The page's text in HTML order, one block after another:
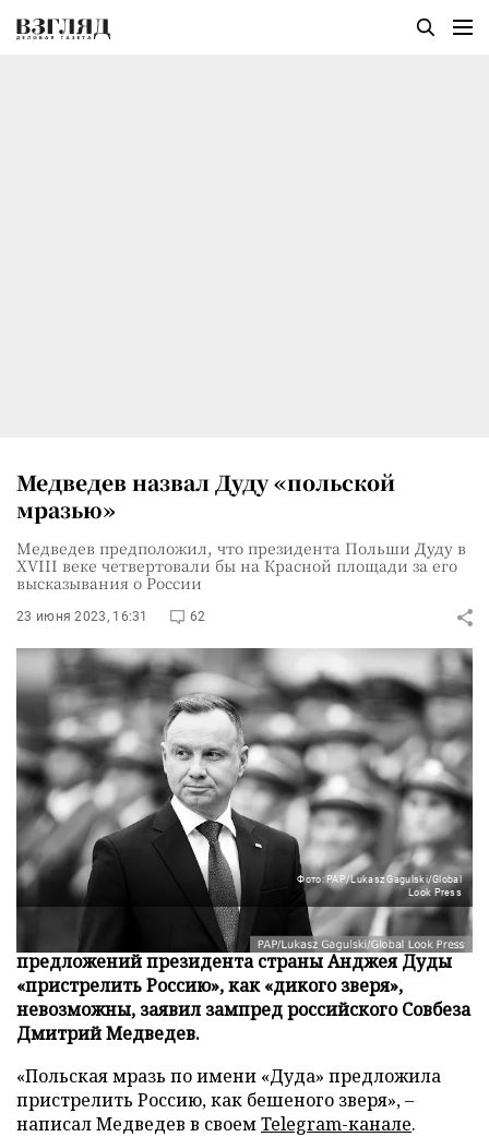
Медведев назвал Дуду «польской
мразью»
Медведев предположил, что президента Польши Дуду в
XVIII веке четвертовали бы на Красной площади за его
высказывания о России
23 июня 2023, 16:31 62
Фото: PAP/Lukasz Gagulski/Global
Look Press
Переговоры с польской стороной после
предложений президента страны Анджея Дуды
«пристрелить Россию», как «дикого зверя»,
невозможны, заявил зампред российского Совбеза
Дмитрий Медведев.
«Польская мразь по имени «Дуда» предложила
пристрелить Россию, как бешеного зверя», –
написал Медведев в своемTelegram-канале.